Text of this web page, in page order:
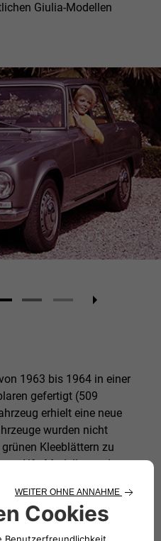
Giulia-Modellen
1963 bis 1964 in einer
gefertigt (509
erhielt eine neue
wurden nicht
Kleeblättern zu
Alfa-Modelle, an der
zwei in Polizei-Grau-
und vor allem
Scheinwerfer durch